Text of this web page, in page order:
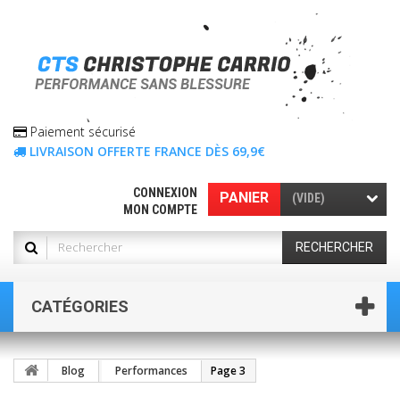
Paiement sécurisé
LIVRAISON OFFERTE FRANCE DÈS 69,9€
PANIER (VIDE)
CONNEXION
MON COMPTE
RECHERCHER
CATÉGORIES
Blog Performances Page 3